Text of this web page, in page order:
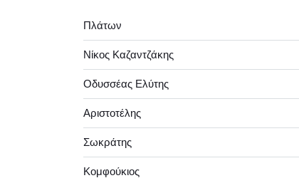
Πλάτων
Νίκος Καζαντζάκης
Οδυσσέας Ελύτης
Αριστοτέλης
Σωκράτης
Κομφούκιος